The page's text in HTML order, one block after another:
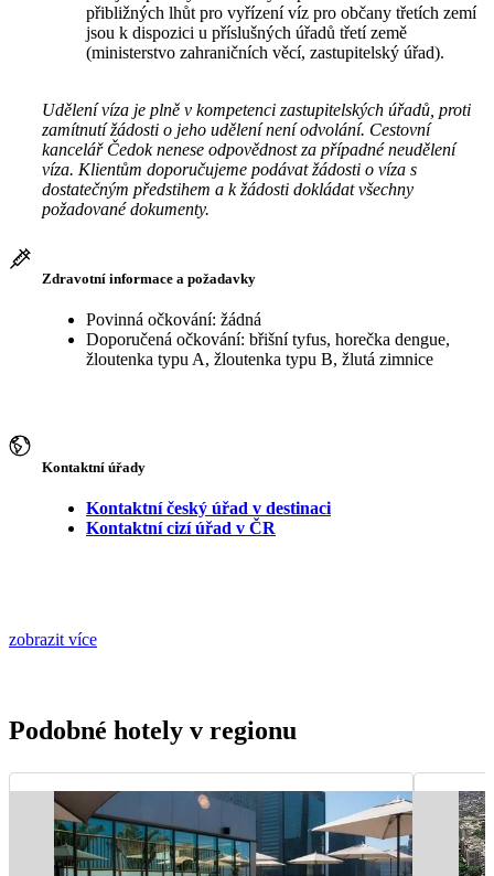
přibližných lhůt pro vyřízení víz pro občany třetích zemí
jsou k dispozici u příslušných úřadů třetí země
(ministerstvo zahraničních věcí, zastupitelský úřad).
Udělení víza je plně v kompetenci zastupitelských úřadů, proti
zamítnutí žádosti o jeho udělení není odvolání. Cestovní
kancelář Čedok nenese odpovědnost za případné neudělení
víza. Klientům doporučujeme podávat žádosti o víza s
dostatečným předstihem a k žádosti dokládat všechny
požadované dokumenty.
Zdravotní informace a požadavky
Povinná očkování: žádná
Doporučená očkování: břišní tyfus, horečka dengue,
žloutenka typu A, žloutenka typu B, žlutá zimnice
Kontaktní úřady
Kontaktní český úřad v destinaci
Kontaktní cizí úřad v ČR
zobrazit více
Podobné hotely v regionu